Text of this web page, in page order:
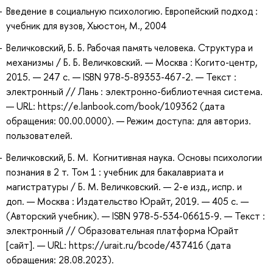
Введение в социальную психологию. Европейский подход :
учебник для вузов, Хьюстон, М., 2004
Величковский, Б. Б. Рабочая память человека. Структура и
механизмы / Б. Б. Величковский. — Москва : Когито-центр,
2015. — 247 с. — ISBN 978-5-89353-467-2. — Текст :
электронный // Лань : электронно-библиотечная система.
— URL: https://e.lanbook.com/book/109362 (дата
обращения: 00.00.0000). — Режим доступа: для авториз.
пользователей.
Величковский, Б. М. Когнитивная наука. Основы психологии
познания в 2 т. Том 1 : учебник для бакалавриата и
магистратуры / Б. М. Величковский. — 2-е изд., испр. и
доп. — Москва : Издательство Юрайт, 2019. — 405 с. —
(Авторский учебник). — ISBN 978-5-534-06615-9. — Текст :
электронный // Образовательная платформа Юрайт
[сайт]. — URL: https://urait.ru/bcode/437416 (дата
обращения: 28.08.2023).